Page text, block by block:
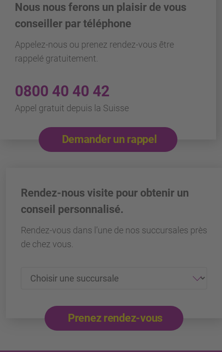
Nous nous ferons un plaisir de vous
conseiller par téléphone
Appelez-nous ou prenez rendez-vous être
rappelé gratuitement.
0800 40 40 42
Appel gratuit depuis la Suisse
Demander un rappel
Rendez-nous visite pour obtenir un
conseil personnalisé.
Rendez-vous dans l’une de nos succursales près
de chez vous.
Prenez rendez-vous